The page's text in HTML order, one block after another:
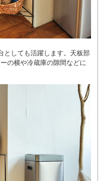
としても活躍します。天板部
の横や冷蔵庫の隙間などに